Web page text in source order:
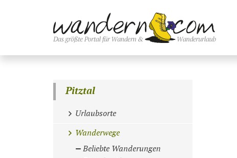
Pitztal
Urlaubsorte
Wanderwege
Beliebte Wanderungen